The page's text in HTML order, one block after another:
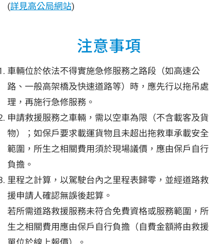
(詳見高公局網站)
注意事項
車輛位於依法不得實施急修服務之路段（如高速公
路、一般高架橋及快速道路等）時，應先行以拖吊處
理，再施行急修服務。
申請救援服務之車輛，需以空車為限（不含載客及貨
物）；如保戶要求載運貨物且未超出拖救車承載安全
範圍，所生之相關費用須於現場議價，應由保戶自行
負擔。
里程之計算，以駕駛台內之里程表歸零，並經道路救
援申請人確認無誤後起算。
若所需道路救援服務未符合免費資格或服務範圍，所
生之相關費用應由保戶自行負擔（自費金額將由救援